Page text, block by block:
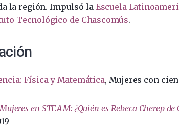
la región. Impulsó la Escuela
Tecnológico de Chascomús.
Física y Matemática, Mujeres con
Mujeres en STEAM: ¿Quién es Rebeca Cherep de